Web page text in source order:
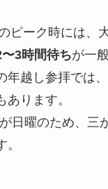
ピーク時には、
3時間待ちが一
越し参拝では、
ります。
日曜のため、三